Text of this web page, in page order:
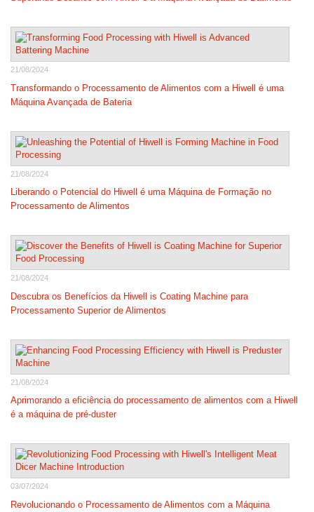
21/08/2024
Transformando o Processamento de Alimentos com a Hiwell é uma
Máquina Avançada de Bateria
21/08/2024
Liberando o Potencial do Hiwell é uma Máquina de Formação no
Processamento de Alimentos
21/08/2024
Descubra os Benefícios da Hiwell is Coating Machine para
Processamento Superior de Alimentos
21/08/2024
Aprimorando a eficiência do processamento de alimentos com a Hiwell
é a máquina de pré-duster
03/07/2024
Revolucionando o Processamento de Alimentos com a Máquina